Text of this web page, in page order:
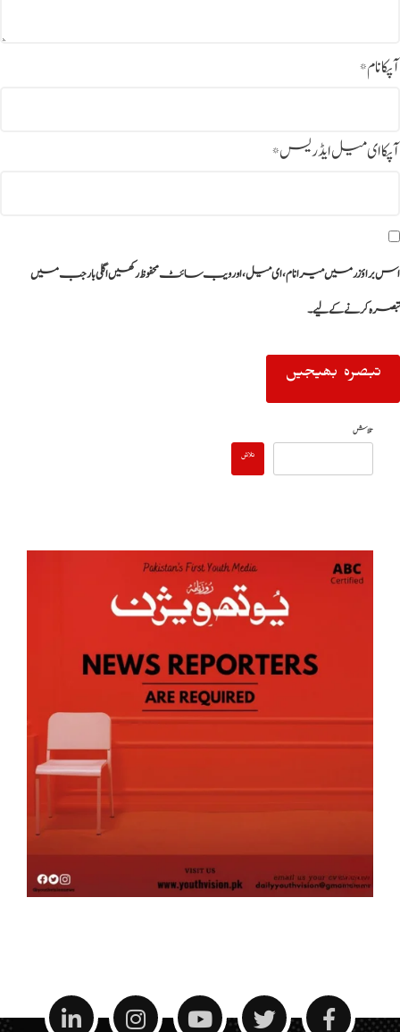
آپکا نام*
آپکا ای میل ایڈریس*
اس براؤزر میں میرا نام، ای میل، اور ویب سائٹ محفوظ رکھیں اگلی بار جب میں
تبصرہ کرنے کےلیے۔
تلاش
تلاش